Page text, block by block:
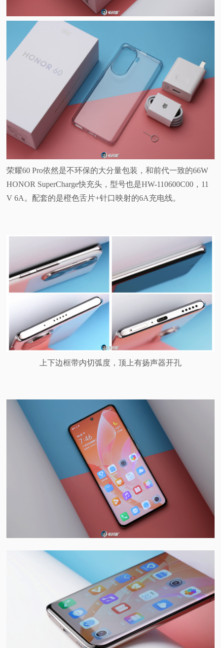
荣耀60 Pro依然是不环保的大分量包装，和前代一致的66W
HONOR SuperCharge快充头，型号也是HW-110600C00，11
V 6A。配套的是橙色舌片+针口映射的6A充电线。
上下边框带内切弧度，顶上有扬声器开孔